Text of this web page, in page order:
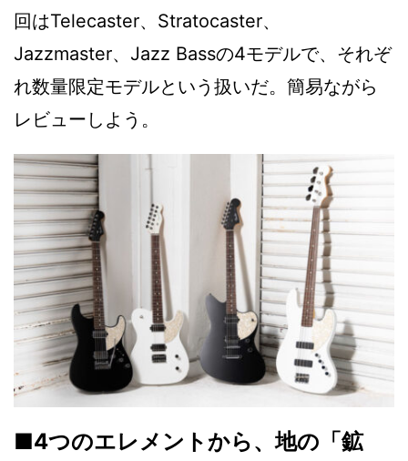
回はTelecaster、Stratocaster、
Jazzmaster、Jazz Bassの4モデルで、それぞ
れ数量限定モデルという扱いだ。簡易ながら
レビューしよう。
■4つのエレメントから、地の「鉱